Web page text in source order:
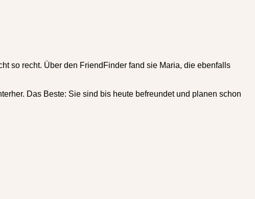
so recht. Über den FriendFinder fand sie Maria, die ebenfalls
Das Beste: Sie sind bis heute befreundet und planen schon